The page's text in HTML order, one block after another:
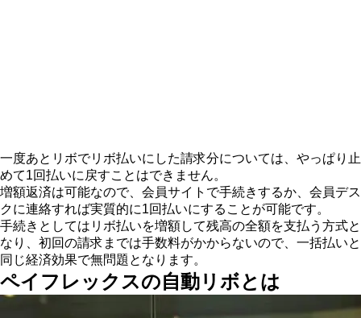
一度あとリボでリボ払いにした請求分については、やっぱり止
めて1回払いに戻すことはできません。
増額返済は可能なので、会員サイトで手続きするか、会員デス
クに連絡すれば実質的に1回払いにすることが可能です。
手続きとしてはリボ払いを増額して残高の全額を支払う方式と
なり、初回の請求までは手数料がかからないので、一括払いと
同じ経済効果で無問題となります。
ペイフレックスの自動リボとは